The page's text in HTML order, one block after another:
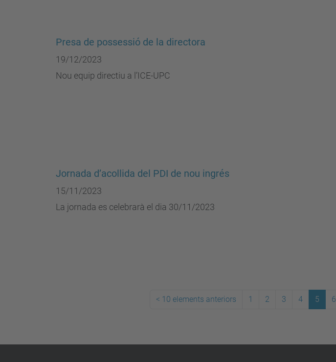
Presa de possessió de la directora
19/12/2023
Nou equip directiu a l’ICE-UPC
Jornada d’acollida del PDI de nou ingrés
15/11/2023
La jornada es celebrarà el dia 30/11/2023
< 10 elements anteriors 1 2 3 4 5 6